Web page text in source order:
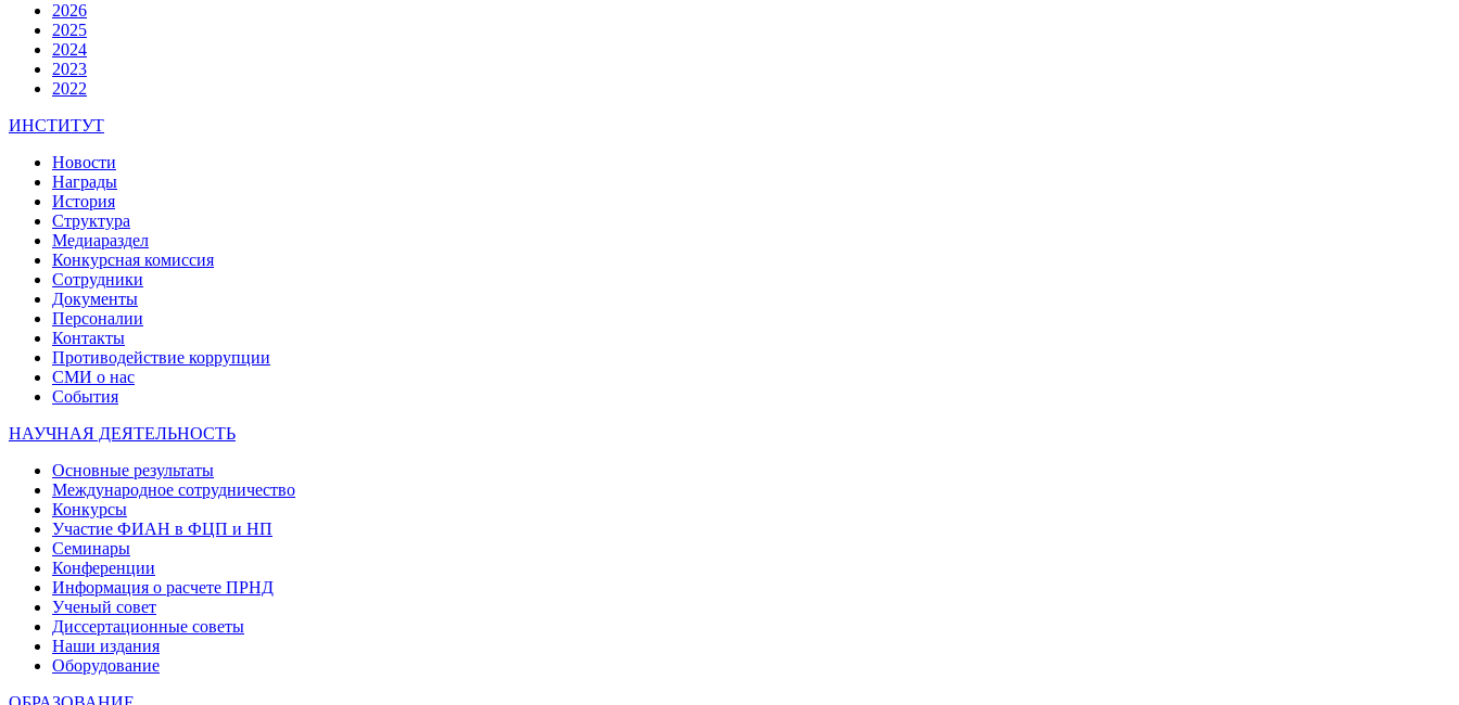
2026
2025
2024
2023
2022
ИНСТИТУТ
Новости
Награды
История
Структура
Медиараздел
Конкурсная комиссия
Сотрудники
Документы
Персоналии
Контакты
Противодействие коррупции
СМИ о нас
События
НАУЧНАЯ ДЕЯТЕЛЬНОСТЬ
Основные результаты
Международное сотрудничество
Конкурсы
Участие ФИАН в ФЦП и НП
Семинары
Конференции
Информация о расчете ПРНД
Ученый совет
Диссертационные советы
Наши издания
Оборудование